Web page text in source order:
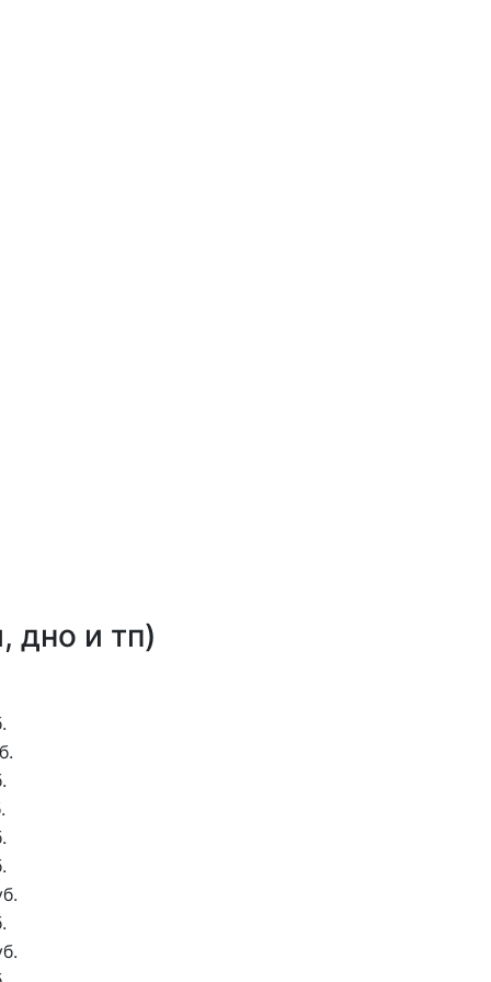
дно и тп)